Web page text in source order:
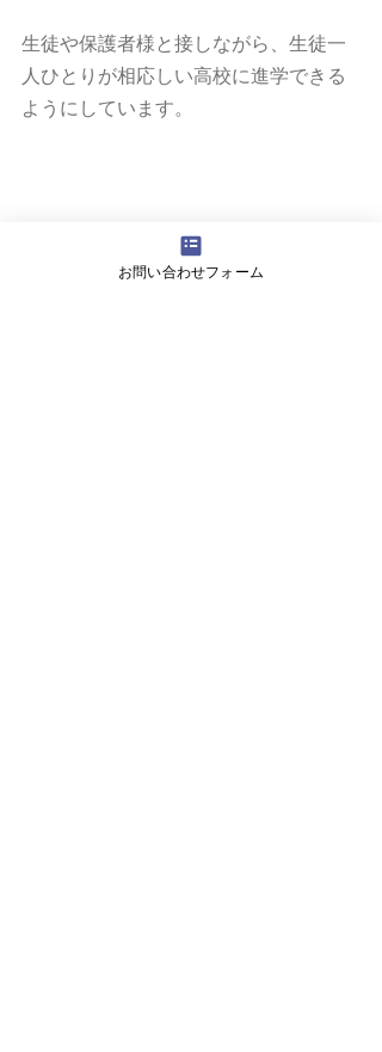
生徒や保護者様と接しながら、生徒一
人ひとりが相応しい高校に進学できる
ようにしています。
お問い合わせフォーム